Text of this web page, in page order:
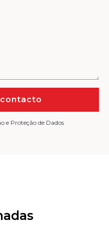
e Proteção de Dados